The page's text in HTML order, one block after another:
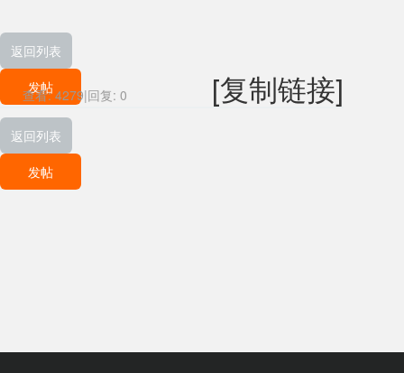
返回列表
发帖
查看: 4279|回复: 0 [复制链接]
返回列表
发帖